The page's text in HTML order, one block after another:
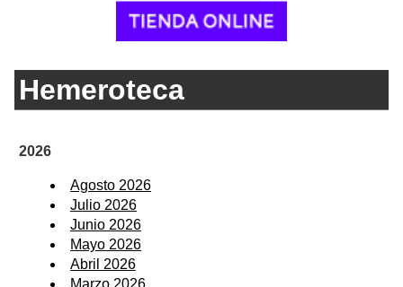
Hemeroteca
2026
Agosto 2026
Julio 2026
Junio 2026
Mayo 2026
Abril 2026
Marzo 2026